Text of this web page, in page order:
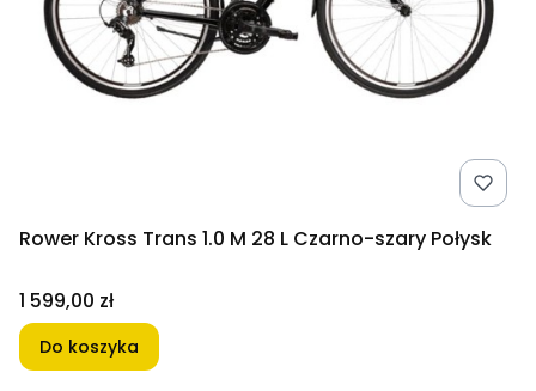
Rower Kross Trans 1.0 M 28 L Czarno-szary Połysk
Cena
1 599,00 zł
Do koszyka